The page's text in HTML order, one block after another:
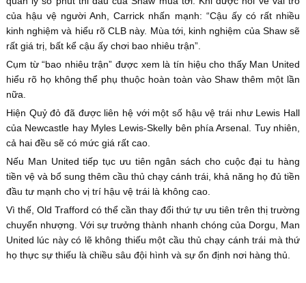
của hậu vệ người Anh, Carrick nhấn mạnh: “Cậu ấy có rất nhiều
kinh nghiệm và hiểu rõ CLB này. Mùa tới, kinh nghiệm của Shaw sẽ
rất giá trị, bất kể cậu ấy chơi bao nhiêu trận”.
Cụm từ “bao nhiêu trận” được xem là tín hiệu cho thấy Man United
hiểu rõ họ không thể phụ thuộc hoàn toàn vào Shaw thêm một lần
nữa.
Hiện Quỷ đỏ đã được liên hệ với một số hậu vệ trái như Lewis Hall
của Newcastle hay Myles Lewis-Skelly bên phía Arsenal. Tuy nhiên,
cả hai đều sẽ có mức giá rất cao.
Nếu Man United tiếp tục ưu tiên ngân sách cho cuộc đại tu hàng
tiền vệ và bổ sung thêm cầu thủ chạy cánh trái, khả năng họ đủ tiền
đầu tư mạnh cho vị trí hậu vệ trái là không cao.
Vì thế, Old Trafford có thể cần thay đổi thứ tự ưu tiên trên thị trường
chuyển nhượng. Với sự trưởng thành nhanh chóng của Dorgu, Man
United lúc này có lẽ không thiếu một cầu thủ chạy cánh trái mà thứ
họ thực sự thiếu là chiều sâu đội hình và sự ổn định nơi hàng thủ.